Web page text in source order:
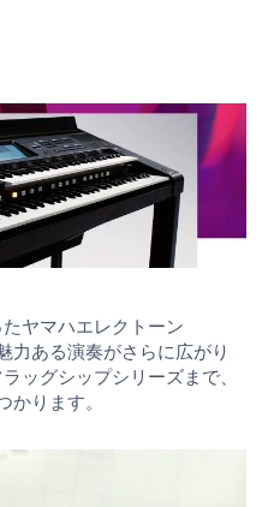
ヤマハエレクトーン
力ある演奏がさらに広がり
ッグシップシリーズまで、
かります。